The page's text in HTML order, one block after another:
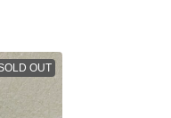
OUT